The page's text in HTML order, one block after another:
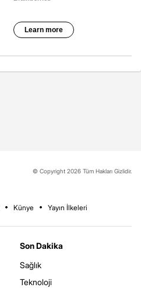
© Copyright 2026 Tüm Hakları Gizlidir.
Künye Yayın İlkeleri
Son Dakika
Sağlık
Teknoloji